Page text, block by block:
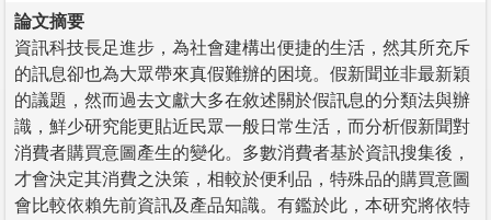
論文摘要
資訊科技長足進步，為社會建構出便捷的生活，然其所充斥
的訊息卻也為大眾帶來真假難辦的困境。假新聞並非最新穎
的議題，然而過去文獻大多在敘述關於假訊息的分類法與辦
識，鮮少研究能更貼近民眾一般日常生活，而分析假新聞對
消費者購買意圖產生的變化。多數消費者基於資訊搜集後，
才會決定其消費之決策，相較於便利品，特殊品的購買意圖
會比較依賴先前資訊及產品知識。有鑑於此，本研究將依特